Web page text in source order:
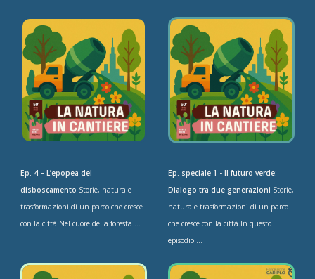
Ep. 4 – L’epopea del
disboscamento Storie, natura e
trasformazioni di un parco che cresce
con la città.Nel cuore della foresta ...
Ep. speciale 1 - Il futuro verde:
Dialogo tra due generazioni Storie,
natura e trasformazioni di un parco
che cresce con la città.In questo
episodio ...